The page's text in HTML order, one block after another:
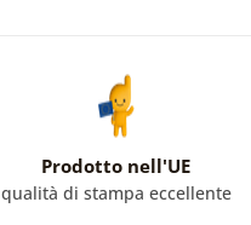
Prodotto nell'UE
qualità di stampa eccellente